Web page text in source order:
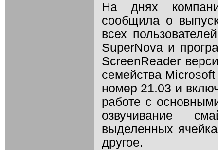
На днях
сообщила о
всех
SuperNova и
ScreenReader
семейства
номер 21.03 и
работе с
озвучивание
выделенных
другое.